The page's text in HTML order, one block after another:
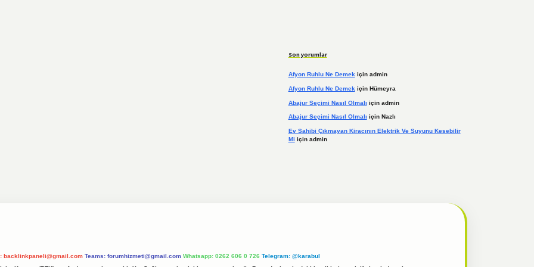
Son yorumlar
Afyon Ruhlu Ne Demekiçin admin
Afyon Ruhlu Ne Demek için Hümeyra
Abajur Seçimi Nasıl Olmalı için admin
Abajur Seçimi Nasıl Olmalı için Nazlı
Ev Sahibi Çıkmayan Kiracının Elektrik Ve Suyunu Kesebilir
Mi için admin
backlinkpaneli@gmail.com Teams: forumhizmeti@gmail.com Whatsapp: 0262 606 0 726 Telegram: @karabul